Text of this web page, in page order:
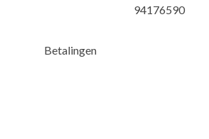
94176590
Betalingen